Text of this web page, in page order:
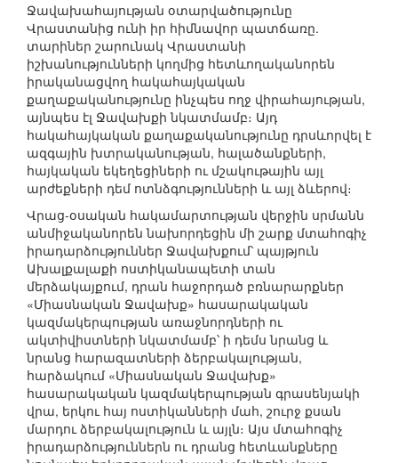
Ջավախահայության օտարվածությունը
Վրաստանից ունի իր հիմնավոր պատճառը.
տարիներ շարունակ Վրաստանի
իշխանությունների կողմից հետևողականորեն
իրականացվող հակահայկական
քաղաքականությունը ինչպես ողջ վիրահայության,
այնպես էլ Ջավախքի նկատմամբ։ Այդ
հակահայկական քաղաքականությունը դրսևորվել է
ազգային խտրականության, հալածանքների,
հայկական եկեղեցիների ու մշակութային այլ
արժեքների դեմ ոտնձգությունների և այլ ձևերով։
Վրաց-օսական հակամարտության վերջին սրմանն
անմիջականորեն նախորդեցին մի շարք մտահոգիչ
իրադարձություններ Ջավախքում՝ պայթյուն
Ախալքալաքի ոստիկանապետի տան
մերձակայքում, դրան հաջորդած բռնարարքներ
«Միասնական Ջավախք» հասարակական
կազմակերպության առաջնորդների ու
ակտիվիստների նկատմամբ՝ ի դեմս նրանց և
նրանց հարազատների ձերբակալության,
հարձակում «Միասնական Ջավախք»
հասարակական կազմակերպության գրասենյակի
վրա, երկու հայ ոստիկանների մահ, շուրջ քսան
մարդու ձերբակալություն և այլն։ Այս մտահոգիչ
իրադարձություններն ու դրանց հետևանքները